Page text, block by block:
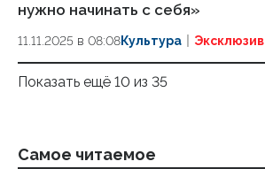
нужно начинать с себя»
11.11.2025 в 08:08Культура Эксклюзив
Показать ещё 10 из 35
Самое читаемое